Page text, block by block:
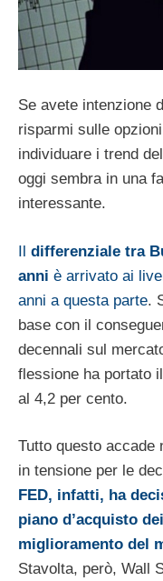
Se avete intenzione
risparmi sulle
individuare i trend
oggi sembra in una
interessante.
Il differenziale tra
anni è arrivato ai
anni a questa parte.
base con il
decennali sul
flessione ha portato
al 4,2 per cento.
Tutto questo accade
in tensione per le
FED, infatti, ha
piano d’acquisto
miglioramento del
Stavolta, però, Wall